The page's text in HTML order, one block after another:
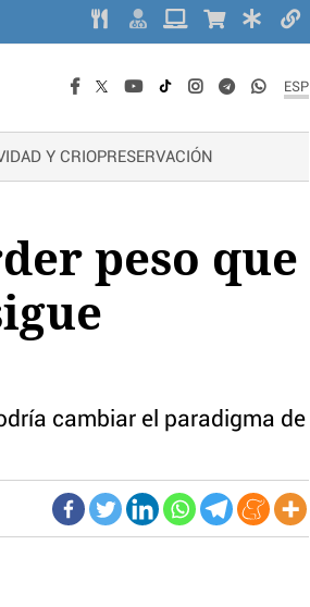
ESP
Y CRIOPRESERVACIÓN
peso que
cambiar el paradigma de